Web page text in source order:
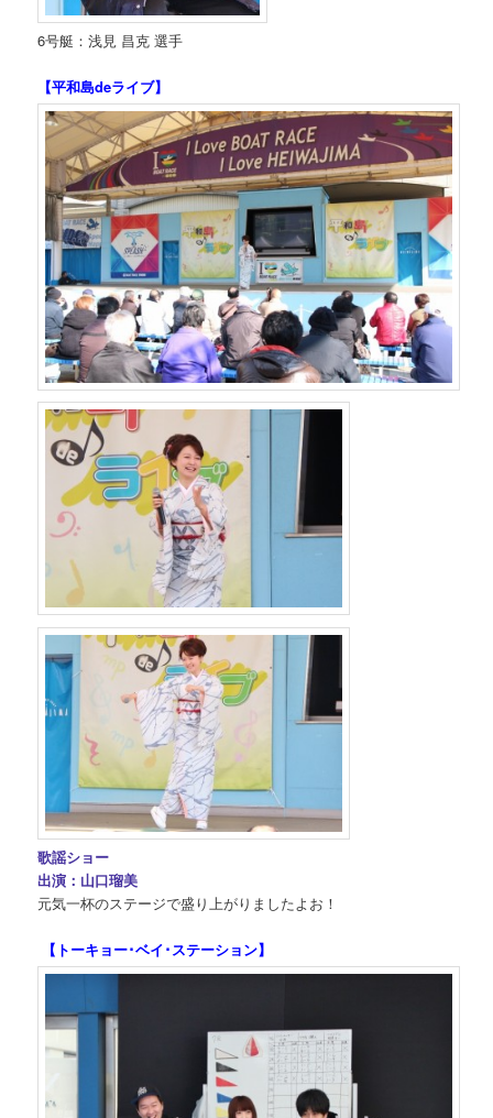
6号艇：浅見 昌克 選手
【平和島deライブ】
歌謡ショー
出演：山口瑠美
元気一杯のステージで盛り上がりましたよお！
【トーキョー･ベイ･ステーション】